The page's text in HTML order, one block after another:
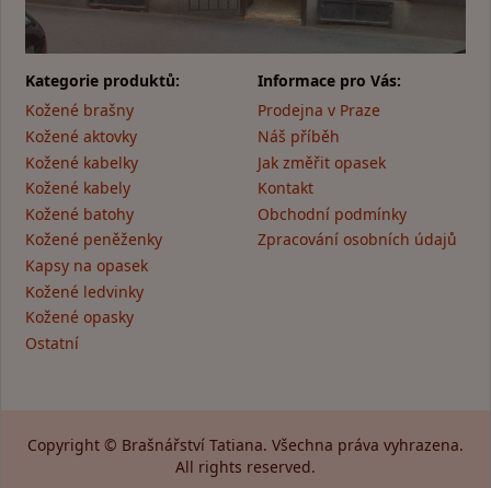
Kategorie produktů:
Kožené brašny
Kožené aktovky
Kožené kabelky
Kožené kabely
Kožené batohy
Kožené peněženky
Kapsy na opasek
Kožené ledvinky
Kožené opasky
Ostatní
Informace pro Vás:
Prodejna v Praze
Náš příběh
Jak změřit opasek
Kontakt
Obchodní podmínky
Zpracování osobních údajů
Copyright © Brašnářství Tatiana. Všechna práva vyhrazena.
All rights reserved.